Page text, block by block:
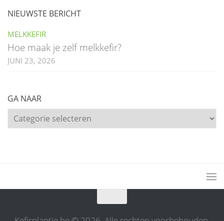
NIEUWSTE BERICHT
MELKKEFIR
Hoe maak je zelf melkkefir?
JUNI 23, 2026
GA NAAR
Ga
naar